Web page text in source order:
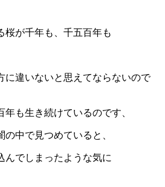
桜が千年も、千五百年も
に違いないと思えてならないので
も生き続けているのです、
中で見つめていると、
んでしまったような気に